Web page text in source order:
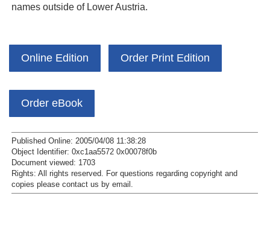
names outside of Lower Austria.
Online Edition Order Print Edition
Order eBook
Published Online: 2005/04/08 11:38:28
Object Identifier: 0xc1aa5572 0x00078f0b
Document viewed: 1703
Rights: All rights reserved.
For questions regarding copyright and
copies please contact us by email